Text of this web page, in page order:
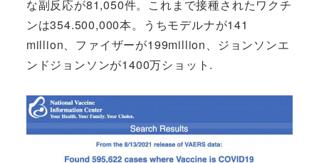
な副反応が81,050件。これまで接種されたワクチ
ンは354.500,000本。うちモデルナが141
million、ファイザーが199million、ジョンソンエ
ンドジョンソンが1400万ショット.